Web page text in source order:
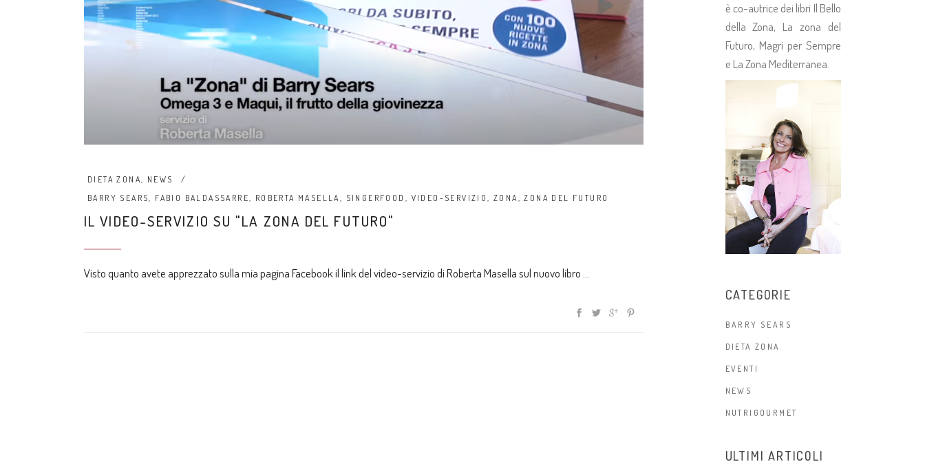
DIETA ZONA
NEWS
BARRY SEARS
FABIO BALDASSARRE ROBERTA MASELLA SINGERFOOD VIDEO-SERVIZIO ZONA ,ZONA DEL FUTURO
IL VIDEO-SERVIZIO SU "LA ZONA DEL FUTURO"
Visto quanto avete apprezzato sulla mia pagina Facebook il link del video-servizio di Roberta Masella sul nuovo libro
è co-autrice dei libri Il Bello
della Zona, La zona del
Futuro, Magri per Sempre
e La Zona Mediterranea.
CATEGORIE
BARRY SEARS
DIETA ZONA
EVENTI
NEWS
NUTRIGOURMET
ULTIMI ARTICOLI